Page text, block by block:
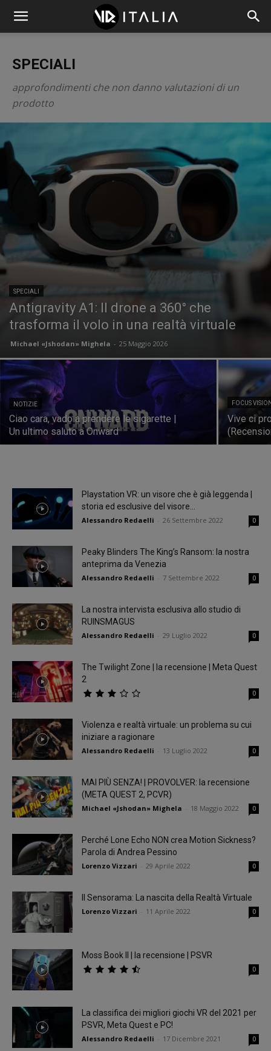
SPECIALI
approfondimenti che non danno valutazioni di un
prodotto
SPECIALI
Antigravity A1: Il drone a 360° che
trasforma il volo in una realtà virtuale
Michael «Jshodan» Mighela - 25 Maggio 2026
NOTIZIE
Ciao cara, vado a prendere le sigarette |
Un ultimo saluto a Onward
FOCUS
Vive ci
Playstation VR: un visore che è già leggenda |
storia ed esclusive del visore...
Alessandro Redaelli 26 Settembre 2022 0
Peaky Blinders The King’s Ransom: la nostra
anteprima da Venezia
Alessandro Redaelli 7 Settembre 2022 0
La nostra intervista esclusiva allo studio di
RUINSMAGUS
Alessandro Redaelli 29 Luglio 2022 0
The Twilight Zone | la recensione | Meta Quest
2
0
Violenza e realtà virtuale: un problema su cui
iniziare a ragionare
Alessandro Redaelli 13 Luglio 2022 0
MAI PIÙ SENZA! | PROVOLVER: la recensione
(META QUEST 2, PCVR)
Michael «Jshodan» Mighela 18 Maggio 2022 0
Perché Lone Echo NON crea Motion Sickness?
Parola di Andrea Pessino
Lorenzo Vizzari 29 Aprile 2022 0
Il Sensorama: La nascita della Realtà Virtuale
Lorenzo Vizzari 11 Aprile 2022 0
Moss Book II | la recensione | PSVR
0
La classifica dei migliori giochi VR del 2021 per
PSVR, Meta Quest e PC!
Alessandro Redaelli 17 Dicembre 2021 0